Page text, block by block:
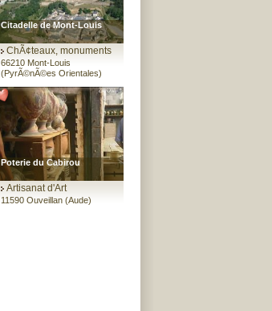
Citadelle de Mont-Louis
ChÃ¢teaux, monuments
66210 Mont-Louis
(PyrÃ©nÃ©es Orientales)
Poterie du Cabirou
Artisanat d'Art
11590 Ouveillan (Aude)